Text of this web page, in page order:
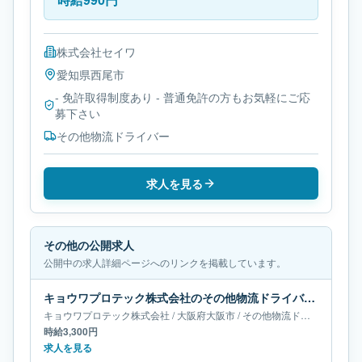
株式会社セイワ
愛知県西尾市
- 免許取得制度あり - 普通免許の方もお気軽にご応
募下さい
その他物流ドライバー
求人を見る
その他の公開求人
公開中の求人詳細ページへのリンクを掲載しています。
キョウワプロテック株式会社のその他物流ドライバー求人｜大阪府大阪市
キョウワプロテック株式会社 /大阪府大阪市/その他物流ドライバー
時給3,300円
求人を見る